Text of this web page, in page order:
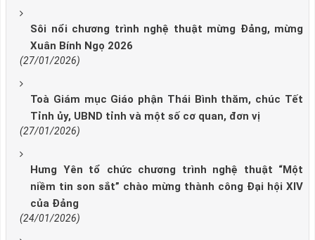
Sôi nổi chương trình nghệ thuật mừng Đảng, mừng
Xuân Bính Ngọ 2026
(27/01/2026)
Toà Giám mục Giáo phận Thái Bình thăm, chúc Tết
Tỉnh ủy, UBND tỉnh và một số cơ quan, đơn vị
(27/01/2026)
Hưng Yên tổ chức chương trình nghệ thuật “Một
niềm tin son sắt” chào mừng thành công Đại hội XIV
của Đảng
(24/01/2026)